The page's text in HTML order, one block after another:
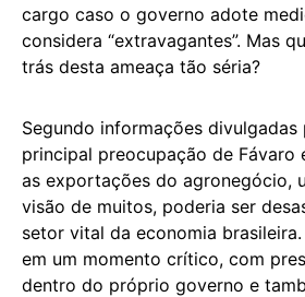
cargo caso o governo adote
considera “extravagantes”. Mas
trás desta ameaça tão séria?
Segundo informações divulgadas
principal preocupação de Fávaro
as exportações do agronegócio,
visão de muitos, poderia ser
setor vital da economia
em um momento crítico, com
dentro do próprio governo e